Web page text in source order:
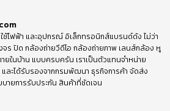
ช้ไฟฟ้า และอุปกรณ์ อิเล็กทรอนิกส์แบรนด์ดัง ไม่ว่า
จร ปิด กล้องถ่ายวีดีโอ กล้องถ่ายภาพ เลนส์กล้อง หู
ายในบ้าน แบบครบครัน เราเป็นตัวแทนจำหน่าย
ละได้รับรองจากกรมพัฒนา ธุรกิจการค้า จัดส่ง
บายการรับประกัน สินค้าที่ชัดเจน